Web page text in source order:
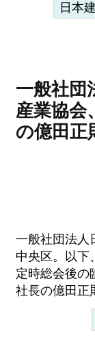
日本
一般社団
産業協会
の億田正
一般社団法人
中央区。以下
定時総会後の
社長の億田正